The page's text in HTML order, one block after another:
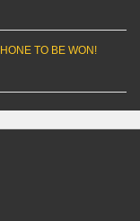
TO BE WON!